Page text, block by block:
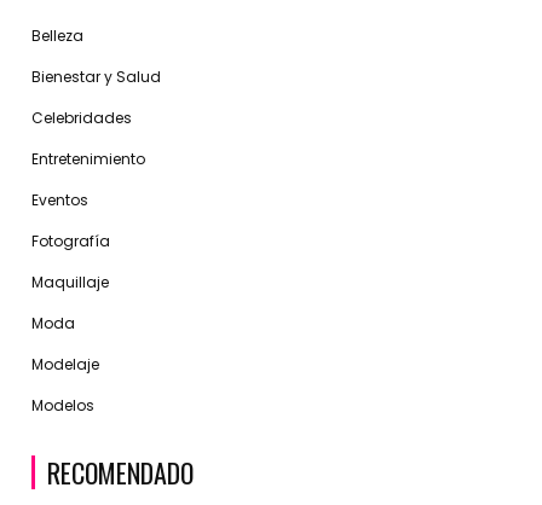
Belleza
Bienestar y Salud
Celebridades
Entretenimiento
Eventos
Fotografía
Maquillaje
Moda
Modelaje
Modelos
RECOMENDADO